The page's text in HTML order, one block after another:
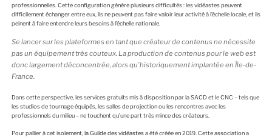
professionnelles. Cette configuration génère plusieurs difficultés : les vidéastes peuvent
difficilement échanger entre eux, ils ne peuvent pas faire valoir leur activité à l’échelle locale, et ils
peinent à faire entendre leurs besoins à l’échelle nationale.
Se lancer sur les plateformes en tant que créateur de contenus ne nécessite
pas un équipement très couteux. La production de contenus pour le web est
donc largement déconcentrée, alors qu’historiquement implantée en Île-de-
France.
Dans cette perspective, les services gratuits mis à disposition par la SACD et le CNC – tels que
les studios de tournage équipés, les salles de projection ou les rencontres avec les
professionnels du milieu – ne touchent qu’une part très mince des créateurs.
Pour pallier à cet isolement, la Guilde des vidéastesa été créée en 2019. Cette association a